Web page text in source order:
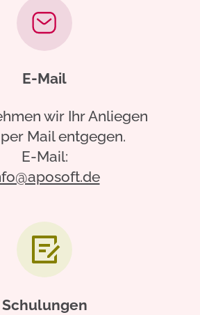
E-Mail
wir Ihr Anliegen
Mail entgegen.
E-Mail:
Schulungen